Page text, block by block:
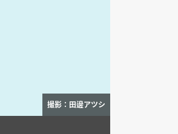
撮影：田邊アツシ